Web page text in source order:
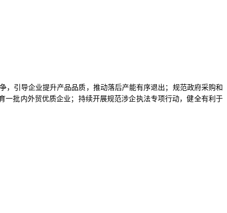
引导企业提升产品品质，推动落后产能有序退出；规范政府采购和
批内外贸优质企业；持续开展规范涉企执法专项行动，健全有利于